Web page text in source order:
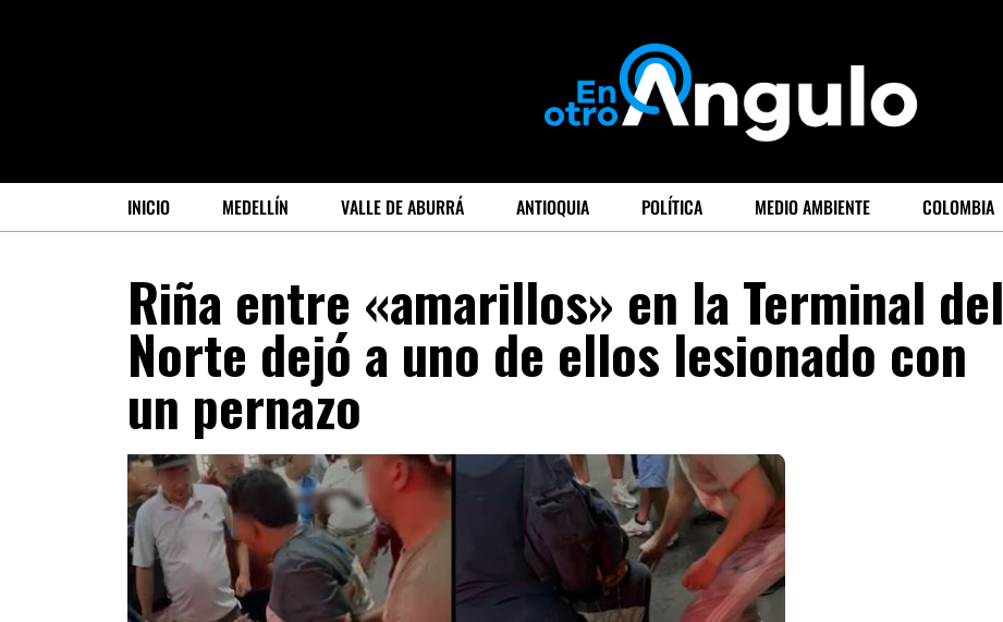
INICIO MEDELLÍN VALLE DE ABURRÁ ANTIOQUIA POLÍTICA MEDIO AMBIENTE COLOMBIA
Riña entre «amarillos» en la Terminal del
Norte dejó a uno de ellos lesionado con
un pernazo